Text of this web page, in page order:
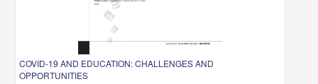
COVID-19 AND EDUCATION: CHALLENGES AND
OPPORTUNITIES